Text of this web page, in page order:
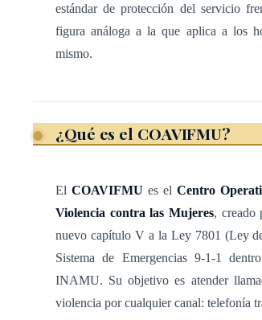
es satisfacer la demanda de atención de
vía telefónica tradicional o móvil o VolP, o por
Artículo 24 Financiamiento del Coavifmu
El Coavifmu se financiará con:
2. Las asignaciones presupuestarias, los recursos y
estándar de protección del servicio
figura análoga a la que aplica a los
mismo.
¿Qué es el COAVIFMU?
El COAVIFMU es el Centro
Violencia contra las Mujeres, creado
nuevo capítulo V a la Ley 7801 (Ley
Sistema de Emergencias 9-1-1
INAMU. Su objetivo es atender
violencia por cualquier canal: telefonía